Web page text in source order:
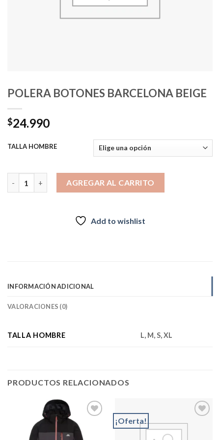
POLERA BOTONES BARCELONA BEIGE
$24.990
TALLA HOMBRE
AGREGAR AL CARRITO
Add to wishlist
INFORMACIÓN ADICIONAL
VALORACIONES (0)
TALLA HOMBRE L, M, S, XL
PRODUCTOS RELACIONADOS
¡Oferta!